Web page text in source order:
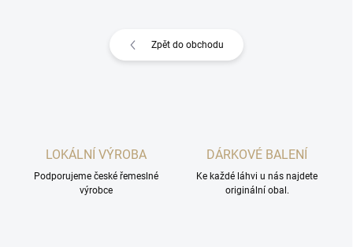
Zpět do obchodu
LOKÁLNÍ VÝROBA
Podporujeme české řemeslné
výrobce
DÁRKOVÉ BALENÍ
Ke každé láhvi u nás najdete
originální obal.